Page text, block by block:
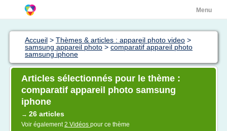
Menu
Accueil > Thèmes & articles : appareil photo video >
samsung appareil photo > comparatif appareil photo
samsung iphone
Articles sélectionnés pour le thème :
comparatif appareil photo samsung
iphone
→ 26 articles
Voir également2 Vidéos pour ce thème